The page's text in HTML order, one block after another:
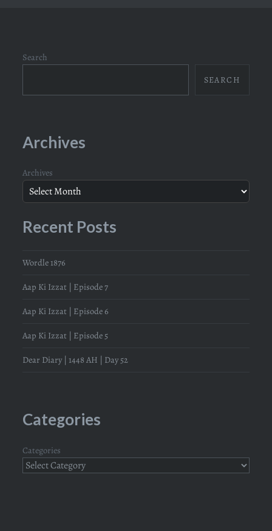
Search
SEARCH
Archives
Archives
Recent Posts
Wordle 1876
Aap Ki Izzat | Episode 7
Aap Ki Izzat | Episode 6
Aap Ki Izzat | Episode 5
Dear Diary | 1448 AH | Day 52
Categories
Categories